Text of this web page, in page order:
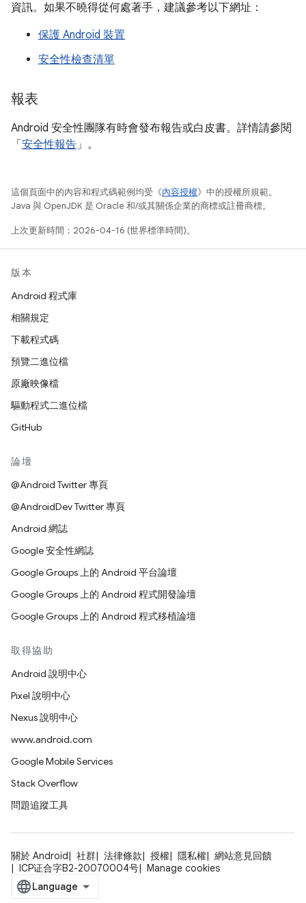
資訊。如果不曉得從何處著手，建議參考以下網址：
保護 Android 裝置
安全性檢查清單
報表
Android 安全性團隊有時會發布報告或白皮書。詳情請參閱
「 安全性報告」。
這個頁面中的內容和程式碼範例均受《內容授權》中的授權所規範。
Java 與 OpenJDK 是 Oracle 和/或其關係企業的商標或註冊商標。
上次更新時間：2026-04-16 (世界標準時間)。
版本
Android 程式庫
相關規定
下載程式碼
預覽二進位檔
原廠映像檔
驅動程式二進位檔
GitHub
論壇
@Android Twitter 專頁
@AndroidDev Twitter 專頁
Android 網誌
Google 安全性網誌
Google Groups 上的 Android 平台論壇
Google Groups 上的 Android 程式開發論壇
Google Groups 上的 Android 程式移植論壇
取得協助
Android 說明中心
Pixel 說明中心
Nexus 說明中心
www.android.com
Google Mobile Services
Stack Overflow
問題追蹤工具
關於 Android 社群 法律條款 授權 隱私權
網站意見回饋
ICP证合字B2-20070004号
Manage cookies